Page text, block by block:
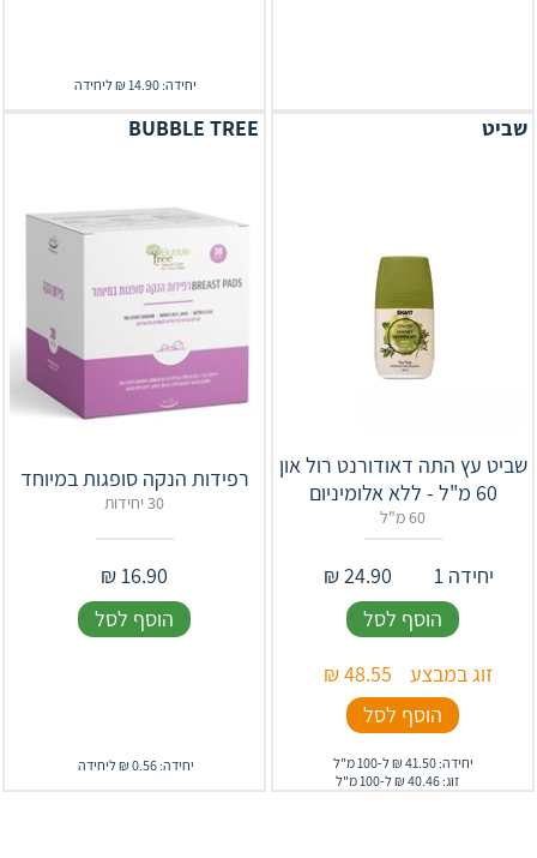
יחידה: 14.90 ₪ ליחידה
שביט
שביט עץ התה דאודורנט רול און
60 מ"ל - ללא אלומיניום
60 מ"ל
יחידה 1 24.90
₪
הוסף לסל
זוג במבצע
48.55
₪
הוסף לסל
יחידה: 41.50 ₪ ל-100 מ"ל
זוג: 40.46 ₪ ל-100 מ"ל
BUBBLE TREE
רפידות הנקה סופגות במיוחד
30 יחידות
16.90
₪
הוסף לסל
יחידה: 0.56 ₪ ליחידה